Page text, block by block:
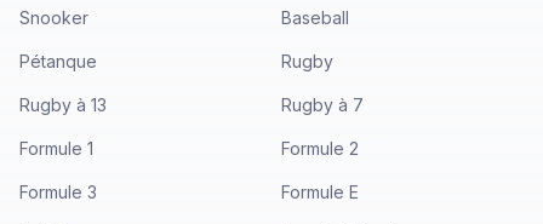
Snooker Baseball
Pétanque Rugby
Rugby à 13 Rugby à 7
Formule 1 Formule 2
Formule 3 Formule E